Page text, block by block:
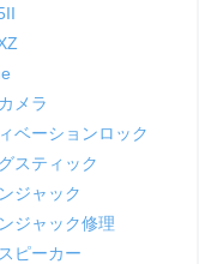
メラ
ベーションロック
スティック
ジャック
ジャック修理
ピーカー